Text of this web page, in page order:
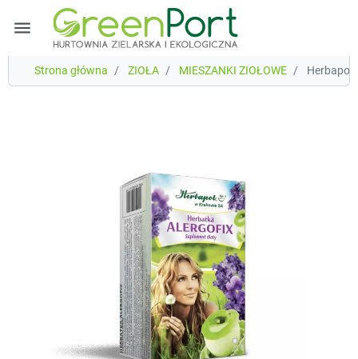
menu
Strona główna ZIOŁA MIESZANKI ZIOŁOWE Herbapol